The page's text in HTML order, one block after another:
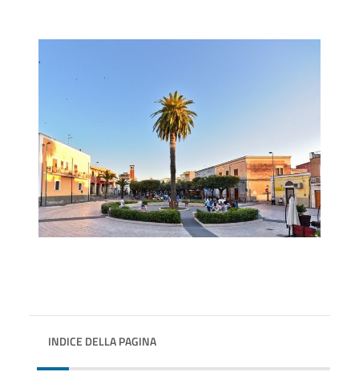
INDICE DELLA PAGINA